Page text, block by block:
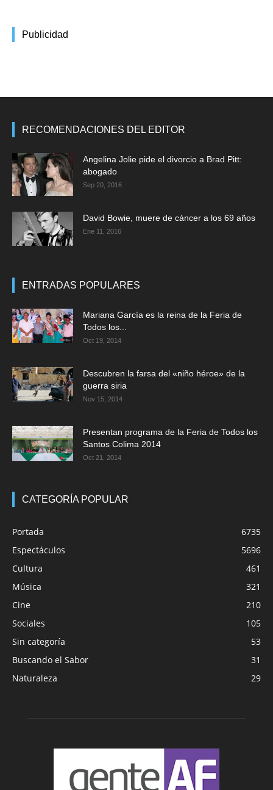
Publicidad
RECOMENDACIONES DEL EDITOR
Angelina Jolie pide el divorcio a Brad Pitt:
abogado
Sep 20, 2016
David Bowie, muere de cáncer a los 69 años
Ene 11, 2016
ENTRADAS POPULARES
Mariana García es la reina de la Feria de
Todos los...
Oct 19, 2014
Descubren la farsa del «niño héroe» de la
guerra siria
Nov 15, 2014
Presentan programa de la Feria de Todos los
Santos Colima 2014
Oct 21, 2014
CATEGORÍA POPULAR
Portada
6735
Espectáculos
5696
Cultura
461
Música
321
Cine
210
Sociales
105
Sin categoría
53
Buscando el Sabor
31
Naturaleza
29